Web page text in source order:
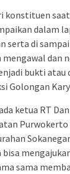
konstituen
dalam
serta di
mengawal dan
bukti atau
Golongan
ketua RT
bisa
sama